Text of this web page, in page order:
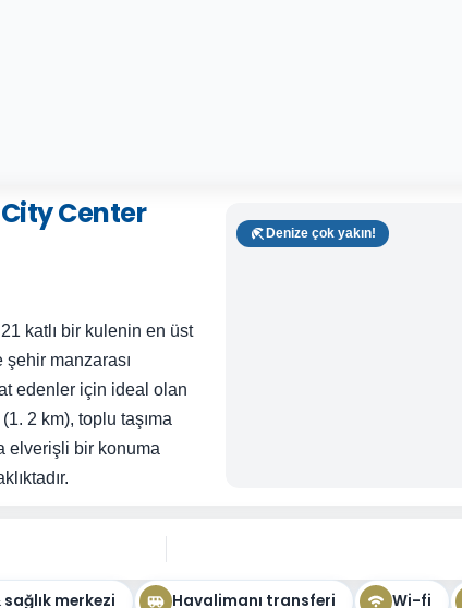
Center
katlı bir kulenin en üst
manzarası
edenler için ideal olan
2 km), toplu taşıma
elverişli bir konuma
Denize çok yakın!
sağlık merkezi Havalimanı transferi Wi-fi